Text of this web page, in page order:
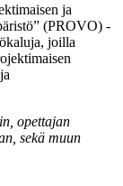
ja
(PROVO) -
joilla
opettajan
sekä muun